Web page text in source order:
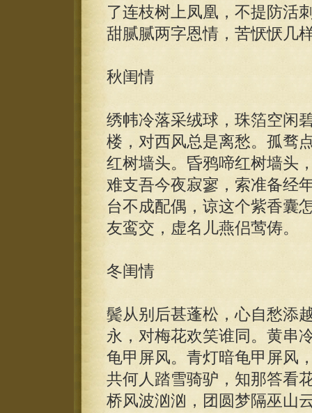
了连枝树上凤凰，不提防活
甜腻腻两字恩情，苦恹恹几
秋闺情
绣帏冷落采绒球，珠箔空闲
楼，对西风总是离愁。孤骛
红树墙头。昏鸦啼红树墙头
难支吾今夜寂寥，索准备经
台不成配偶，谅这个紫香囊
友鸾交，虚名儿燕侣莺俦。
冬闺情
鬓从别后甚蓬松，心自愁添
永，对梅花欢笑谁同。黄串
龟甲屏风。青灯暗龟甲屏风
共何人踏雪骑驴，知那答看
桥风波汹汹，团圆梦隔巫山